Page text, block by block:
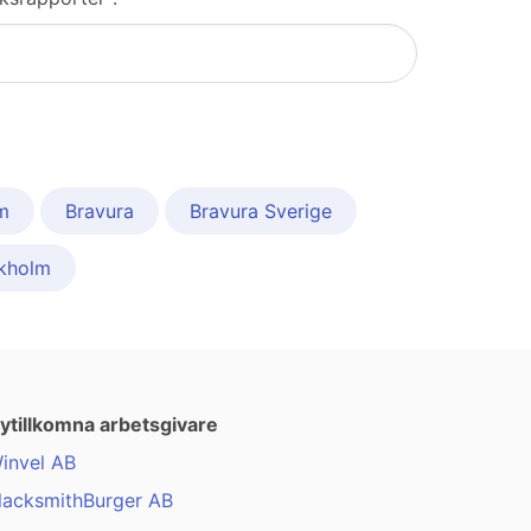
Bravura Bravura Sverige
arbetsgivare
AB
AB